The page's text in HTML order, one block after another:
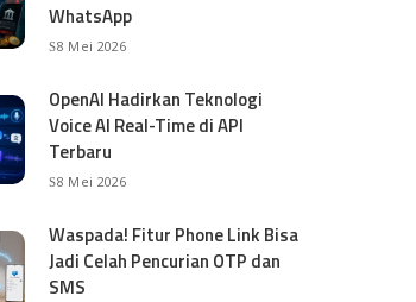
WhatsApp
8 Mei 2026
OpenAI Hadirkan Teknologi
Voice AI Real-Time di API
Terbaru
8 Mei 2026
Waspada! Fitur Phone Link Bisa
Jadi Celah Pencurian OTP dan
SMS